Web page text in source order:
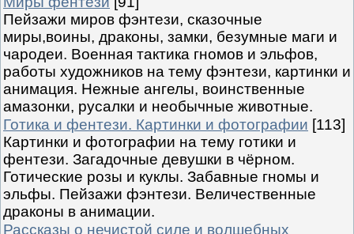
Пейзажи миров фэнтези, сказочные
миры,воины, драконы, замки, безумные маги и
чародеи. Военная тактика гномов и эльфов,
работы художников на тему фэнтези, картинки и
анимация. Нежные ангелы, воинственные
амазонки, русалки и необычные животные.
Готика и фентези. Картинки и фотографии [113]
Картинки и фотографии на тему готики и
фентези. Загадочные девушки в чёрном.
Готические розы и куклы. Забавные гномы и
эльфы. Пейзажи фэнтези. Величественные
драконы в анимации.
Рассказы о нечистой силе и волшебных